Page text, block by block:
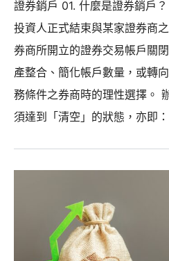
證券銷戶 01. 什麼是證券銷戶
投資人正式結束與某家證券商
券商所開立的證券交易帳戶關
產整合、簡化帳戶數量，或轉
務條件之券商時的理性選擇。
須達到「清空」的狀態，亦即